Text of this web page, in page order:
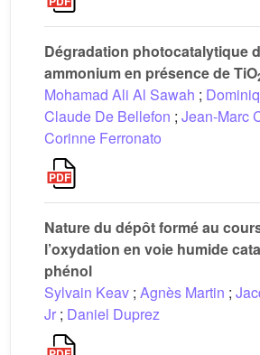
Dégradation photocatalytique
ammonium en présence de TiO
Mohamad Ali Al Sawah ;
Claude De Bellefon ; Jean-Marc
Corinne Ferronato
Nature du dépôt formé au
l’oxydation en voie humide
phénol
Sylvain Keav ; Agnès Martin ;
Jr ; Daniel Duprez